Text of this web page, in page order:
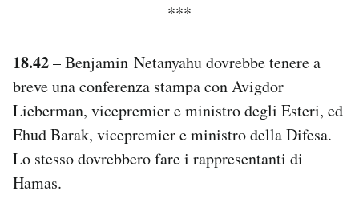
***
18.42– Benjamin Netanyahu dovrebbe tenere a
breve una conferenza stampa con Avigdor
Lieberman, vicepremier e ministro degli Esteri, ed
Ehud Barak, vicepremier e ministro della Difesa.
Lo stesso dovrebbero fare i rappresentanti di
Hamas.